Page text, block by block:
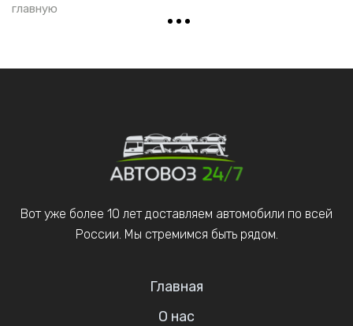
главную
Вот уже более 10 лет доставляем автомобили по всей
России. Мы стремимся быть рядом.
Главная
О нас